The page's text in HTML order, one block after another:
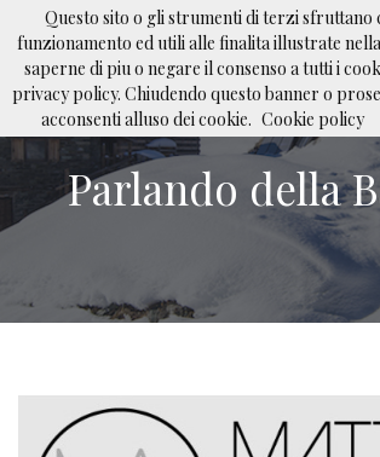
PRENOTA
PRENOTA
IL RIFUGIO
IL RISTORANTE
PRENOTAZIONI
ATTIVITÀ
Parlando della
Questo sito o gli strumenti di terzi sfruttano
funzionamento ed utili alle finalita illustrate
saperne di piu o negare il consenso a tutti i
privacy policy. Chiudendo questo banner o
acconsenti alluso dei cookie. Cookie policy